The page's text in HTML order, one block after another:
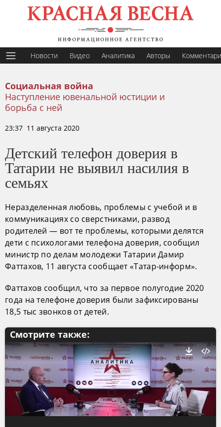
Новости Видео Аналитика Авторы
Социальная война
Наступление ювенальной юстиции и
борьба с ней
23:37 11 августа 2020
Детский телефон доверия в
Татарии не выявил насилия в
семьях
Неразделенная любовь, проблемы с учебой и в
коммуникациях со сверстниками, развод
родителей — вот те проблемы, которыми делятся
дети с психологами телефона доверия, сообщил
министр по делам молодежи Татарии Дамир
Фаттахов, 11 августа сообщает «Татар-информ».
Фаттахов сообщил, что за первое полугодие 2020
года на телефоне доверия были зафиксированы
18,5 тыс звонков от детей.
Смотрите также: